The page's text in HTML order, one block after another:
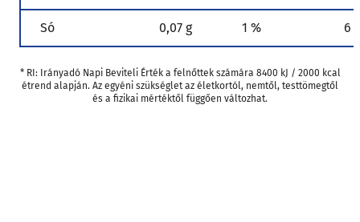
Só 0,07 g 1 % 6 g
* RI: Irányadó Napi Beviteli Érték a felnőttek számára 8400 kJ / 2000 kcal
étrend alapján. Az egyéni szükséglet az életkortól, nemtől, testtömegtől
és a fizikai mértéktől függően változhat.